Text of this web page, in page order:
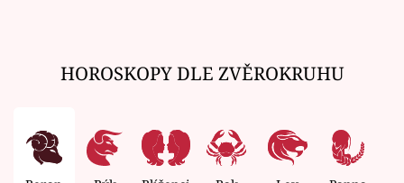
HOROSKOPY DLE ZVĚROKRUHU